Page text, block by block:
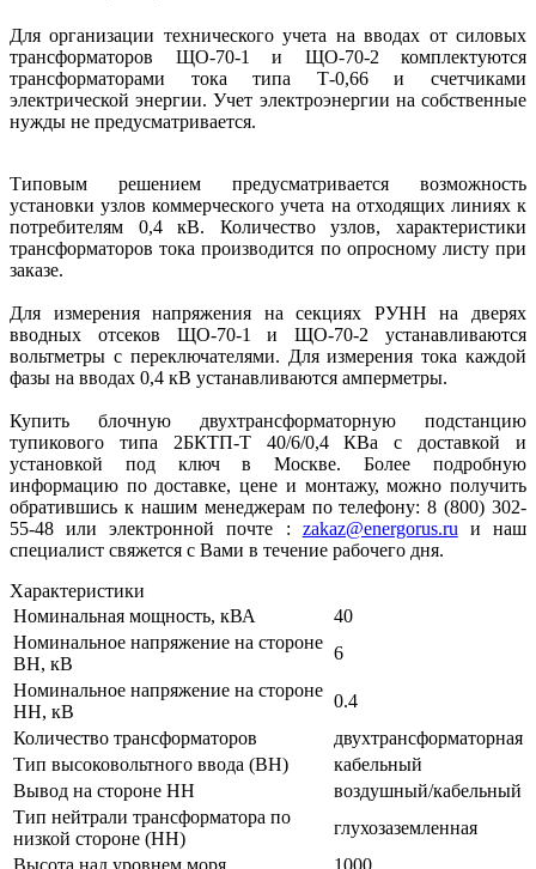
Для организации технического учета на вводах от силовых
трансформаторов ЩО-70-1 и ЩО-70-2 комплектуются
трансформаторами тока типа Т-0,66 и счетчиками
электрической энергии.Учет электроэнергии на собственные
нужды не предусматривается.
Типовым решением предусматривается возможность
установки узлов коммерческого учета на отходящих линиях к
потребителям 0,4 кВ. Количество узлов, характеристики
трансформаторов тока производится по опросному листу при
заказе.
Для измерения напряжения на секциях РУНН на дверях
вводных отсеков ЩО-70-1 и ЩО-70-2 устанавливаются
вольтметры с переключателями. Для измерения тока каждой
фазы на вводах 0,4 кВ устанавливаются амперметры.
Купить блочную двухтрансформаторную подстанцию
тупикового типа 2БКТП-Т 40/6/0,4 КВас доставкой и
установкой под ключ в Москве. Более подробную
информацию по доставке, цене и монтажу, можно получить
обратившись к нашим менеджерам по телефону: 8 (800) 302-
55-48 или электронной почте : zakaz@energorus.ru и наш
специалист свяжется с Вами в течение рабочего дня.
Характеристики
Номинальная мощность, кВА
40
Номинальное напряжение на стороне
ВН, кВ
6
Номинальное напряжение на стороне
НН, кВ
0.4
Количество трансформаторов
двухтрансформаторная
Тип высоковольтного ввода (ВН)
кабельный
Вывод на стороне НН
воздушный/кабельный
Тип нейтрали трансформатора по
низкой стороне (НН)
глухозаземленная
Высота над уровнем моря
1000